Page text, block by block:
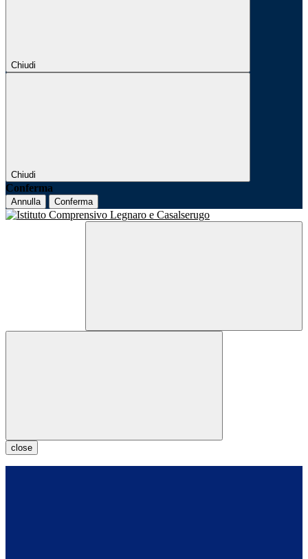
Chiudi
Chiudi
Conferma
Annulla Conferma
close